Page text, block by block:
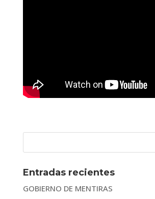
Entradas recientes
GOBIERNO DE MENTIRAS